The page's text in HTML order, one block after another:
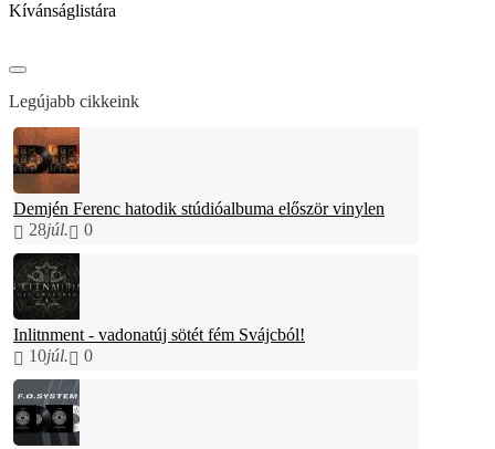
Kívánságlistára
Legújabb cikkeink
Demjén Ferenc hatodik stúdióalbuma először vinylen
28júl. 0
Inlitnment - vadonatúj sötét fém Svájcból!
10júl. 0